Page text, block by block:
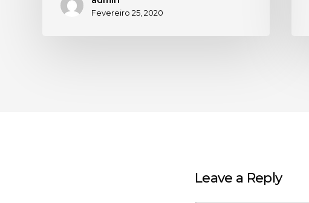
Fevereiro 25, 2020
Leave a Reply